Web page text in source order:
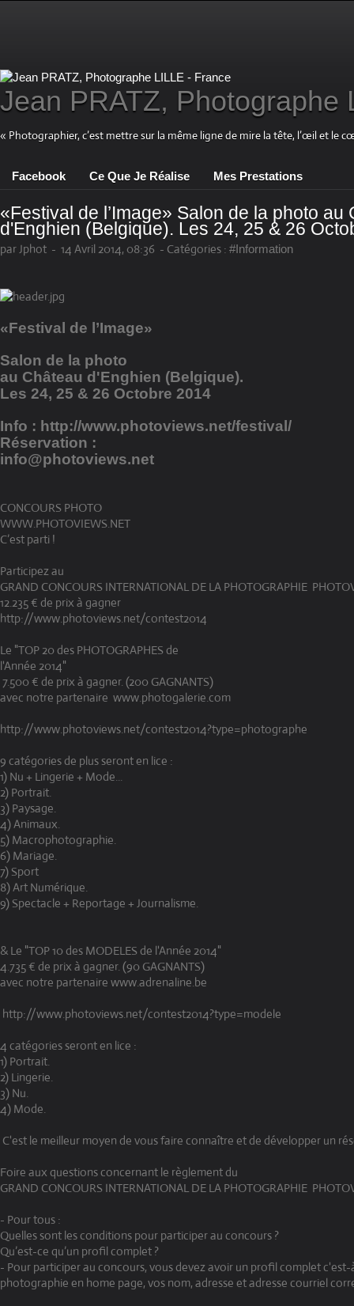
Jean PRATZ, Photographe
« Photographier, c’est mettre sur la même ligne de mire la tête, l’œil et le
Facebook Ce Que Je Réalise Mes Prestations
«Festival de l’Image» Salon de la photo au
d'Enghien (Belgique). Les 24, 25 & 26
par Jphot - 14 Avril 2014, 08:36 - Catégories : #Information
«Festival de l’Image»
Salon de la photo
au Château d'Enghien (Belgique).
Les 24, 25 & 26 Octobre 2014
Info : http://www.photoviews.net/festival/
Réservation :
info@photoviews.net
CONCOURS PHOTO
WWW.PHOTOVIEWS.NET
C’est parti !
Participez au
GRAND CONCOURS INTERNATIONAL DE LA PHOTOGRAPHIE
12.235 € de prix à gagner
http://www.photoviews.net/contest2014
Le "TOP 20 des PHOTOGRAPHES de
l'Année 2014"
7.500 € de prix à gagner. (200 GAGNANTS)
avec notre partenaire www.photogalerie.com
http://www.photoviews.net/contest2014?type=photographe
9 catégories de plus seront en lice :
1) Nu + Lingerie + Mode...
2) Portrait.
3) Paysage.
4) Animaux.
5) Macrophotographie.
6) Mariage.
7) Sport
8) Art Numérique.
9) Spectacle + Reportage + Journalisme.
& Le "TOP 10 des MODELES de l'Année 2014"
4.735 € de prix à gagner. (90 GAGNANTS)
avec notre partenaire www.adrenaline.be
http://www.photoviews.net/contest2014?type=modele
4 catégories seront en lice :
1) Portrait.
2) Lingerie.
3) Nu.
4) Mode.
C'est le meilleur moyen de vous faire connaître et de développer un
Foire aux questions concernant le règlement du
GRAND CONCOURS INTERNATIONAL DE LA PHOTOGRAPHIE
- Pour tous :
Quelles sont les conditions pour participer au concours ?
Qu’est-ce qu’un profil complet ?
- Pour participer au concours, vous devez avoir un profil complet
photographie en home page, vos nom, adresse et adresse courriel